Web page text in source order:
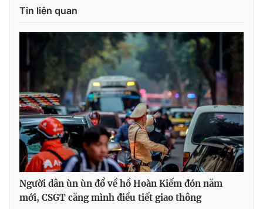
VTV Money VTV Thể thao
VTV Sức khoẻ Bất động sản
Thị trường 24h Tấm lòng Việt
VTV4 Vươn mình bằng AI
VTV9 VTV8
Liên hệ tòa soạn English
Tin liên quan
Người dân ùn ùn đổ về hồ Hoàn Kiếm đón năm
mới, CSGT căng mình điều tiết giao thông